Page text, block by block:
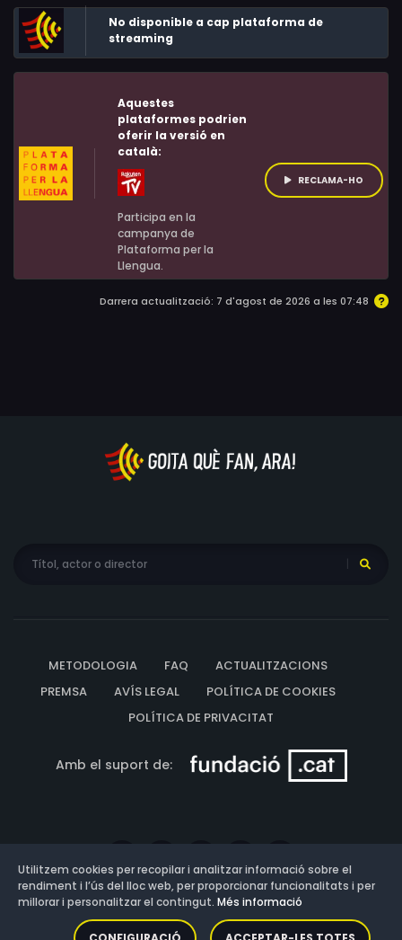
s'ofereix a acompanyar-lo en la seva aventura.
No disponible a cap plataforma de
streaming
Aquestes
plataformes podrien
oferir la versió en
català:
Participa en la
campanya de
Plataforma per la
Llengua.
RECLAMA-HO
Darrera actualització: 7 d'agost de 2026 a les 07:48
METODOLOGIA FAQ
ACTUALITZACIONS
PREMSA
AVÍS LEGAL
POLÍTICA DE COOKIES
POLÍTICA DE PRIVACITAT
Amb el suport de:
Versió: 3.13.0.202607011342
Utilitzem cookies per recopilar i analitzar informació sobre el
rendiment i l’ús del lloc web, per proporcionar funcionalitats i per
millorar i personalitzar el contingut. Més informació